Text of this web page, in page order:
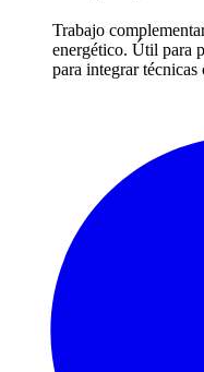
Trabajo
energético. Útil para
para integrar